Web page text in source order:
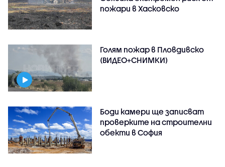
пожари в Хасковско
Голям пожар в Пловдивско
(ВИДЕО+СНИМКИ)
Боди камери ще записват
проверките на строителни
обекти в София